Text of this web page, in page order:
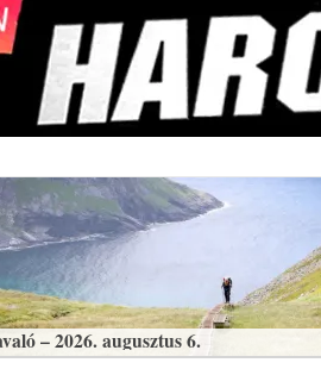
– 2026. augusztus 6.